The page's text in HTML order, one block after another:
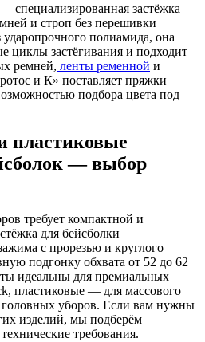
специализированная застёжка
и строп без перешивки
ударопрочного полиамида, она
циклы застёгивания и подходит
ремней, ленты ременной и
и К» поставляет пряжки
подбора цвета под
пластиковые
— выбор
требует компактной и
для бейсболки
с прорезью и круглого
подгонку обхвата от 52 до 62
идеальны для премиальных
пластиковые — для массового
головных уборов. Если вам нужны
изделий, мы подберём
требования.